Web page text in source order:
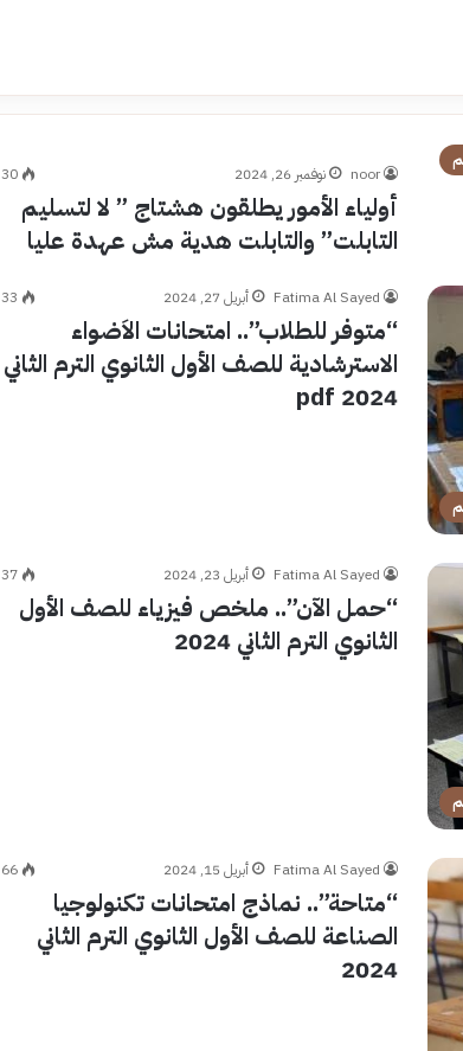
noor نوفمبر 26, 2024 30
أولياء الأمور يطلقون هشتاج ” لا لتسليم
التابلت” والتابلت هدية مش عهدة عليا
Fatima Al Sayed أبريل 27, 2024 33
“متوفر للطلاب”.. امتحانات الاَضواء
الاسترشادية للصف الأول الثانوي الترم الثاني
2024 pdf
Fatima Al Sayed أبريل 23, 2024 37
“حمل الآن”.. ملخص فيزياء للصف الأول
الثانوي الترم الثاني 2024
Fatima Al Sayed أبريل 15, 2024 66
“متاحة”.. نماذج امتحانات تكنولوجيا
الصناعة للصف الأول الثانوي الترم الثاني
2024